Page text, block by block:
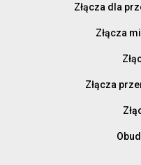
Złącza dla
Złącza
Złącza